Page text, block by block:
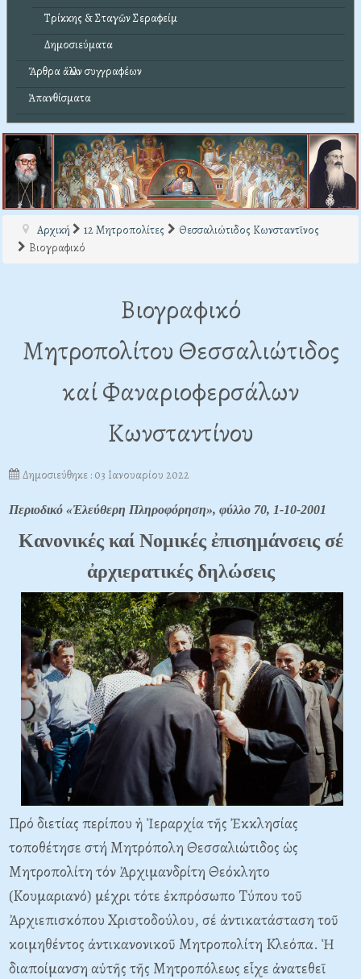
Τρίκκης & Σταγῶν Σεραφείμ
Δημοσιεύματα
Ἄρθρα ἄλλων συγγραφέων
Ἀπανθίσματα
Αρχική 12 Μητροπολίτες
Θεσσαλιώτιδος Κωνσταντῖνος
Βιογραφικό
Βιογραφικό
Μητροπολίτου Θεσσαλιώτιδος
καί Φαναριοφερσάλων
Κωνσταντίνου
Δημοσιεύθηκε : 03 Ιανουαρίου 2022
Περιοδικό «Ἐλεύθερη Πληροφόρηση», φύλλο 70, 1-10-2001
Kανονικές καί Nομικές ἐπισημάνσεις σέ
ἀρχιερατικές δηλώσεις
Πρό διετίας περίπου ἡ Ἱεραρχία τῆς Ἐκκλησίας
τοποθέτησε στή Mητρόπολη Θεσσαλιώτιδος ὡς
Mητροπολίτη τόν Ἀρχιμανδρίτη Θεόκλητο
(Kουμαριανό) μέχρι τότε ἐκπρόσωπο Tύπου τοῦ
Ἀρχιεπισκόπου Xριστοδούλου, σέ ἀντικατάσταση τοῦ
κοιμηθέντος ἀντικανονικοῦ Mητροπολίτη Kλεόπα. Ἡ
διαποίμανση αὐτῆς τῆς Mητροπόλεως εἶχε ἀνατεθεῖ